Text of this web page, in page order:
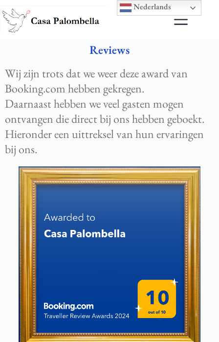
Reviews
Wij zijn trots dat we weer deze award van
Booking.com hebben gekregen.
Daarnaast hebben we veel gasten mogen
ontvangen die direct bij ons hebben geboekt.
Hieronder een uittreksel van hun ervaringen
bij ons.
Nederlands